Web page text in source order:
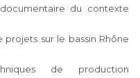
du contexte
sur le bassin Rhône
de production